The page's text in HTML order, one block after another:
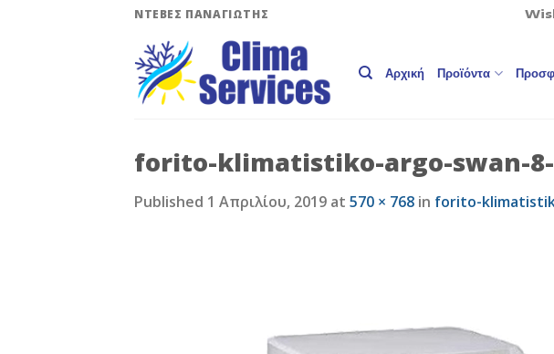
ΝΤΕΒΕΣ ΠΑΝΑΓΙΩΤΗΣ
Αρχική Προϊόντα
forito-klimatistiko-argo-swan-
Published 1 Απριλίου, 2019 at 570 × 768 in forito-